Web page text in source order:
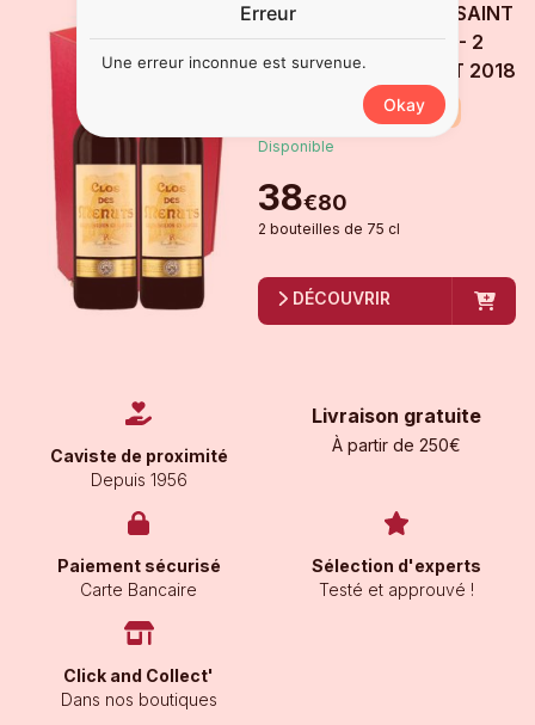
CLOS DES MENUTS - SAINT
EMILION GRAND CRU - 2
BOUTEILLES COFFRET 2018
Saint-Emilion Grand Cru
Disponible
38€80
2 bouteilles de 75 cl
DÉCOUVRIR
Caviste de proximité
Depuis 1956
Livraison gratuite
À partir de 250€
Paiement sécurisé
Carte Bancaire
Sélection d'experts
Testé et approuvé !
Click and Collect'
Dans nos boutiques
Erreur
Une erreur inconnue est survenue.
Okay